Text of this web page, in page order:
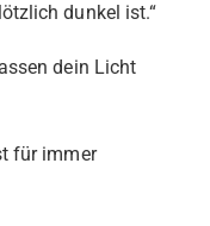
dunkel ist.“
dein Licht
für immer